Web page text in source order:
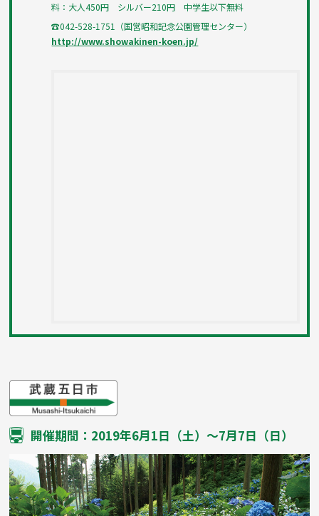
料：大人450円 シルバー210円 中学生以下無料
☎042-528-1751（国営昭和記念公園管理センター）
http://www.showakinen-koen.jp/
開催期間：2019年6月1日（土）〜7月7日（日）